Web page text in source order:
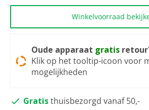
Winkelvoorraad
Oude apparaat gratis
Klik op het tooltip-icoon voor
mogelijkheden
Gratisthuisbezorgd vanaf 50,-